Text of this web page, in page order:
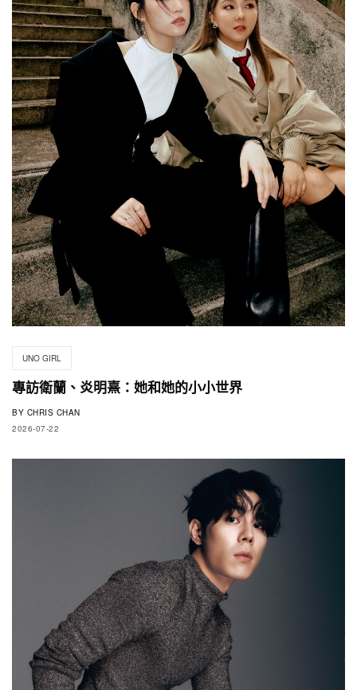
UNO GIRL
專訪衛蘭、炎明熹：她和她的小小世界
BY CHRIS CHAN
2026-07-22